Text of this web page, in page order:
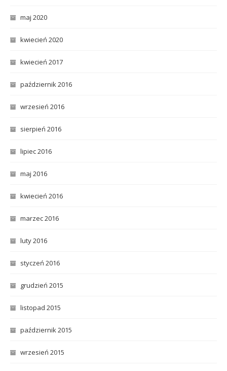
maj 2020
kwiecień 2020
kwiecień 2017
październik 2016
wrzesień 2016
sierpień 2016
lipiec 2016
maj 2016
kwiecień 2016
marzec 2016
luty 2016
styczeń 2016
grudzień 2015
listopad 2015
październik 2015
wrzesień 2015